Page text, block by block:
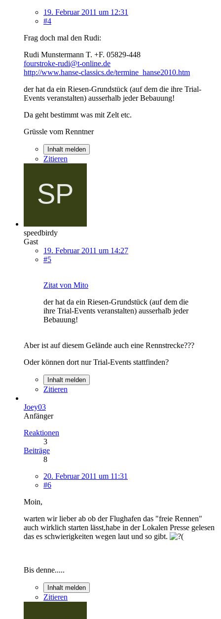
19. Februar 2011 um 12:31
#4
Frag doch mal den Rudi:
Rudi Munstermann T. +F. 05829-448
fourstroke-rudi@t-online.de
http://www.hanse-classics.de/termine_hanse2010.htm
der hat da ein Riesen-Grundstück (auf dem die ihre Trial-
Events veranstalten) ausserhalb jeder Bebauung!
Da geht bestimmt was mit Zelt etc.
Grüssle vom Renntner
Inhalt melden
Zitieren
speedbirdy
Gast
19. Februar 2011 um 14:27
#5
Zitat von Mito
der hat da ein Riesen-Grundstück (auf dem die
ihre Trial-Events veranstalten) ausserhalb jeder
Bebauung!
Aber ist auf diesem Gelände auch eine Rennstrecke???
Oder können dort nur Trial-Events stattfinden?
Inhalt melden
Zitieren
Joey03
Anfänger
Reaktionen
3
Beiträge
8
20. Februar 2011 um 11:31
#6
Moin,
warten wir lieber ab ob der Flughafen das "freie Rennen"
auch wirklich starten lässt,habe in der Lokalen Presse gelesen
das es schwierigkeiten wegen laut und so gibt.
Bis denne.....
Inhalt melden
Zitieren